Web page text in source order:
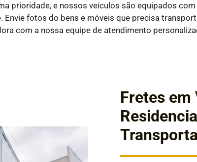
prioridade, e nossos veículos são equipados
fotos do bens e móveis que precisa
com a nossa equipe de atendimento
Fretes em